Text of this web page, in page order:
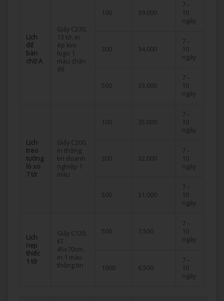
Lịch
để
bàn
chữ A
Giấy C230,
13 tờ, in
ép kim
logo 1
màu chân
đế
100 39.000
7 –
10
ngày
300 34.000
7 –
10
ngày
500 33.000
7 –
10
ngày
Lịch
treo
tường
lò xo
7 tờ
Giấy C200,
in thông
tin doanh
nghiệp 1
màu
100 35.000
7 –
10
ngày
300 32.000
7 –
10
ngày
500 31.000
7 –
10
ngày
Lịch
nẹp
thiếc
1 tờ
Giấy C120,
KT
45x70cm,
in 1 màu
thông tin
500 7.500
7 –
10
ngày
1000 6.500
7 –
10
ngày